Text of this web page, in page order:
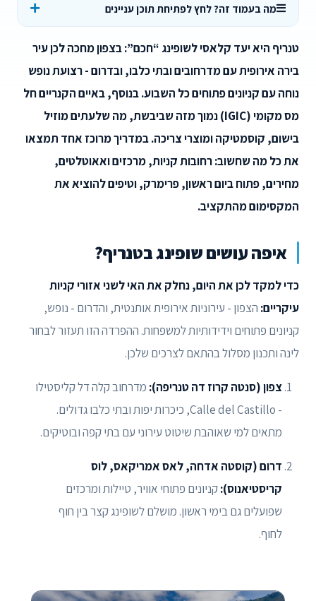
מה בעמוד זה? לחץ לפתיחת תוכן עניינים
טנריף היא יעד קלאסי לשופינג “חכם”: בצפון מחכה לכן עיר
בירה אירופית עם מדרחובים ובתי כלבו, ובדרום - רצועת נופש
נוחה עם קניונים פתוחים כל השבוע. בנוסף, באיים הקנריים חל
מס מקומי (IGIC) נמוך מזה שביבשת, מה שלעתים מוזיל
בישום, קוסמטיקה ומוצרי צריכה. במדריך מרוכז אחד תמצאו
את כל מה שחשוב: רחובות קניות, מרכזים ואאוטלטים,
מחירים, פתוח ביום ראשון, פרימרק, וטיפים להוציא את
המקסימום מהתקציב.
איפה עושים שופינג בטנריף?
כדי למקד לכן את היום, נחלק את האי לשני אזורי קניות
עיקריים: הצפון - עירוניות אירופית אותנטית, והדרום - נופש,
קניונים פתוחים וידידותיות למשפחות. ההפרדה הזו תעזור לבחור
לינה ותכנון מסלול בהתאם לצרכים שלכן.
צפון (סנטה קרוז דה טנריפה): מדרחוב קלה דל קליסטילו
- Calle del Castillo, כיכרות יפות ובתי כלבו גדולים.
מתאים למי שאוהבת שיטוט עירוני עם בתי קפה ובוטיקים.
דרום (קוסטה אדחה, לאס אמריקאס, לוס
קריסטיאנוס):קניונים פתוחי אוויר, טיילות ומרכזים
שפועלים גם בימי ראשון. מושלם לשופינג קצר בין חוף
לחוף.